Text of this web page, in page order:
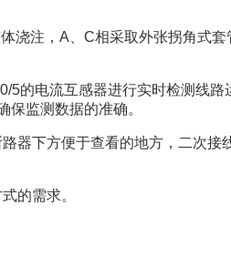
浇注， A C相采取外张拐角式
5的电流互感器进行实时检测线路
保监测数据的准确。
器下方便于查看的地方，二次接
的需求。